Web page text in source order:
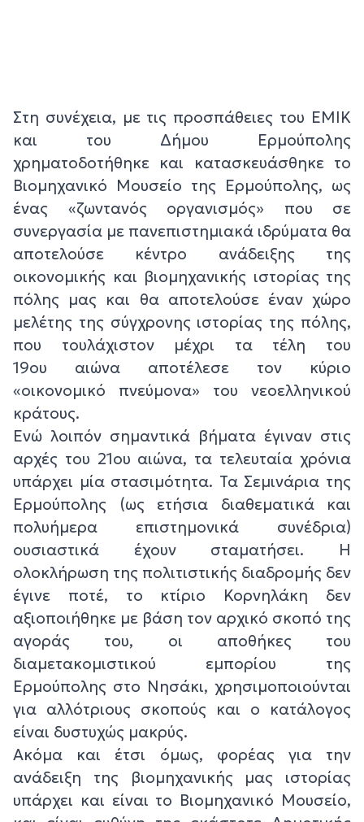
Στη συνέχεια, με τις προσπάθειες του ΕΜΙΚ
και του Δήμου Ερμούπολης
χρηματοδοτήθηκε και κατασκευάσθηκε το
Βιομηχανικό Μουσείο της Ερμούπολης, ως
ένας «ζωντανός οργανισμός» που σε
συνεργασία με πανεπιστημιακά ιδρύματα θα
αποτελούσε κέντρο ανάδειξης της
οικονομικής και βιομηχανικής ιστορίας της
πόλης μας και θα αποτελούσε έναν χώρο
μελέτης της σύγχρονης ιστορίας της πόλης,
που τουλάχιστον μέχρι τα τέλη του
19ου αιώνα αποτέλεσε τον κύριο
«οικονομικό πνεύμονα» του νεοελληνικού
κράτους.
Ενώ λοιπόν σημαντικά βήματα έγιναν στις
αρχές του 21ου αιώνα, τα τελευταία χρόνια
υπάρχει μία στασιμότητα. Τα Σεμινάρια της
Ερμούπολης (ως ετήσια διαθεματικά και
πολυήμερα επιστημονικά συνέδρια)
ουσιαστικά έχουν σταματήσει. Η
ολοκλήρωση της πολιτιστικής διαδρομής δεν
έγινε ποτέ, το κτίριο Κορνηλάκη δεν
αξιοποιήθηκε με βάση τον αρχικό σκοπό της
αγοράς του, οι αποθήκες του
διαμετακομιστικού εμπορίου της
Ερμούπολης στο Νησάκι, χρησιμοποιούνται
για αλλότριους σκοπούς και ο κατάλογος
είναι δυστυχώς μακρύς.
Ακόμα και έτσι όμως, φορέας για την
ανάδειξη της βιομηχανικής μας ιστορίας
υπάρχει και είναι το Βιομηχανικό Μουσείο,